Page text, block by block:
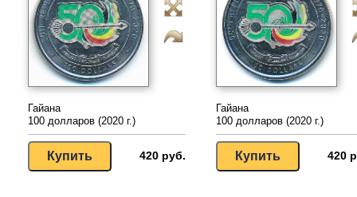
Гайана
100 долларов (2020 г.)
420 руб.
Гайана
100 долларов (2020 г.)
420